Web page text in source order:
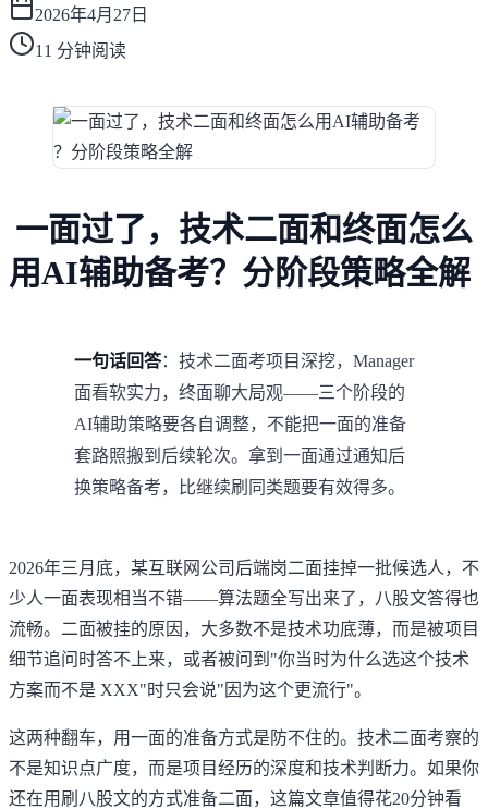
2026年4月27日
11 分钟阅读
一面过了，技术二面和终面怎么
用AI辅助备考？分阶段策略全解
一句话回答：技术二面考项目深挖，Manager
面看软实力，终面聊大局观——三个阶段的
AI辅助策略要各自调整，不能把一面的准备
套路照搬到后续轮次。拿到一面通过通知后
换策略备考，比继续刷同类题要有效得多。
2026年三月底，某互联网公司后端岗二面挂掉一批候选人，不
少人一面表现相当不错——算法题全写出来了，八股文答得也
流畅。二面被挂的原因，大多数不是技术功底薄，而是被项目
细节追问时答不上来，或者被问到"你当时为什么选这个技术
方案而不是 XXX"时只会说"因为这个更流行"。
这两种翻车，用一面的准备方式是防不住的。技术二面考察的
不是知识点广度，而是项目经历的深度和技术判断力。如果你
还在用刷八股文的方式准备二面，这篇文章值得花20分钟看